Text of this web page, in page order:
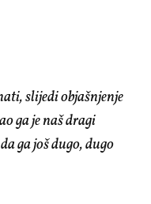
slijedi objašnjenje
ga je naš dragi
ga još dugo, dugo